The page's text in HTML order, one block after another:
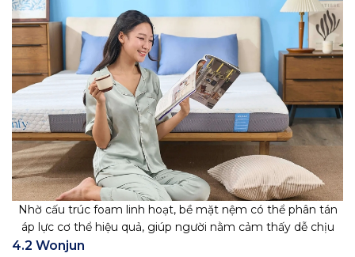
Nhờ cấu trúc foam linh hoạt, bề mặt nệm có thể phân tán
áp lực cơ thể hiệu quả, giúp người nằm cảm thấy dễ chịu
4.2 Wonjun